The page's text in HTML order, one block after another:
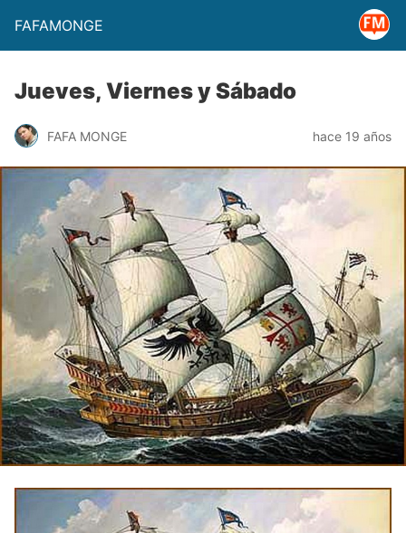
FAFAMONGE
Jueves, Viernes y Sábado
FAFA MONGE hace 19 años